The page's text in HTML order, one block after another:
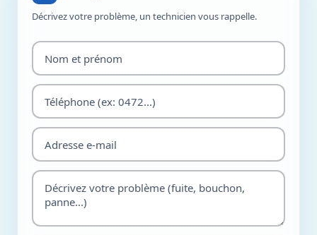
Décrivez votre problème, un technicien vous rappelle.